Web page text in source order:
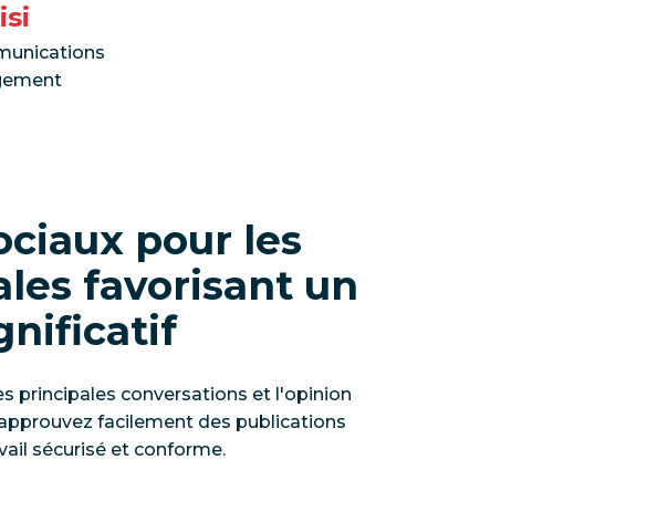
pour les
favorisant un
principales conversations et l'opinion
facilement des publications
sécurisé et conforme.